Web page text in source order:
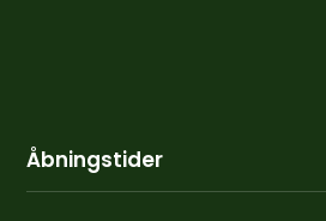
Åbningstider